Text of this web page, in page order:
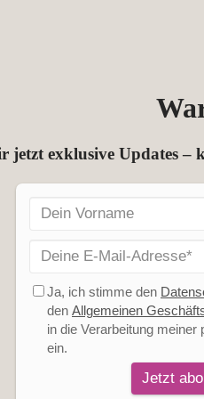
jetzt exklusive Updates –